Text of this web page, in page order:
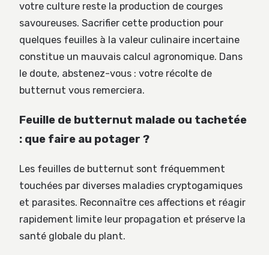
votre culture reste la production de courges
savoureuses. Sacrifier cette production pour
quelques feuilles à la valeur culinaire incertaine
constitue un mauvais calcul agronomique. Dans
le doute, abstenez-vous : votre récolte de
butternut vous remerciera.
Feuille de butternut malade ou tachetée
: que faire au potager ?
Les feuilles de butternut sont fréquemment
touchées par diverses maladies cryptogamiques
et parasites. Reconnaître ces affections et réagir
rapidement limite leur propagation et préserve la
santé globale du plant.